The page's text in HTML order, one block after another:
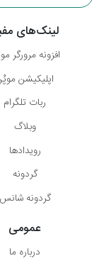
لینک‌های
افزونه مرورگر
اپلیکیشن
ربات تلگرام
وبلاگ
رویدادها
گردونه
گردونه شانس
عمومی
درباره ما